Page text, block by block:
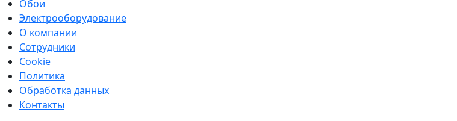
Обои
Электрооборудование
О компании
Сотрудники
Cookie
Политика
Обработка данных
Контакты